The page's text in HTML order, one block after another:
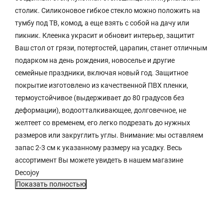
столик. Силиконовое гибкое стекло можно положить на
тумбу под ТВ, комод, а еще взять с собой на дачу или
пикник. Клеенка украсит и обновит интерьер, защитит
Ваш стол от грязи, потертостей, царапин, станет отличным
подарком на день рождения, новоселье и другие
семейные праздники, включая новый год. Защитное
покрытие изготовлено из качественной ПВХ пленки,
термоустойчивое (выдерживает до 80 градусов без
деформации), водоотталкивающее, долговечное, не
желтеет со временем, его легко подрезать до нужных
размеров или закруглить углы. Внимание: мы оставляем
запас 2-3 см к указанному размеру на усадку. Весь
ассортимент Вы можете увидеть в нашем магазине
Decojoy
Показать полностью